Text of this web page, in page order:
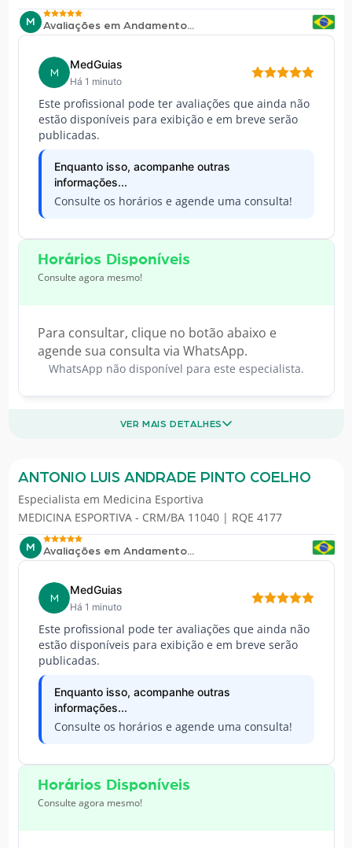
M Avaliações em Andamento...
M
MedGuias
Há 1 minuto
Este profissional pode ter avaliações que ainda não
estão disponíveis para exibição e em breve serão
publicadas.
Enquanto isso, acompanhe outras
informações...
Consulte os horários e agende uma consulta!
Horários Disponíveis
Consulte agora mesmo!
Para consultar, clique no botão abaixo e
agende sua consulta via WhatsApp.
WhatsApp não disponível para este especialista.
VER MAIS DETALHES
ANTONIO LUIS ANDRADE PINTO COELHO
Especialista em Medicina Esportiva
MEDICINA ESPORTIVA - CRM/BA 11040 | RQE 4177
M Avaliações em Andamento...
M
MedGuias
Há 1 minuto
Este profissional pode ter avaliações que ainda não
estão disponíveis para exibição e em breve serão
publicadas.
Enquanto isso, acompanhe outras
informações...
Consulte os horários e agende uma consulta!
Horários Disponíveis
Consulte agora mesmo!